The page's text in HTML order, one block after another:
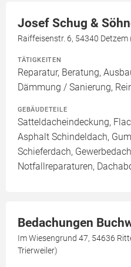
Josef Schug &
Raiffeisenstr. 6, 54340
TÄTIGKEITEN
Reparatur, Beratung,
Dämmung / Sanierung,
GEBÄUDETEILE
Satteldacheindeckung,
Asphalt Schindeldach,
Schieferdach,
Notfallreparaturen,
Bedachungen
Im Wiesengrund 47, 54636
Trierweiler)